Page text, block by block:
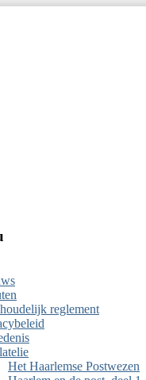
reglement
Het Haarlemse Postwezen